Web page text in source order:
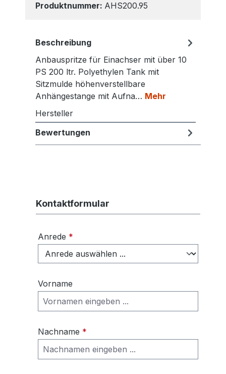
Produktnummer: AHS200.95
Beschreibung
Anbauspritze für Einachser mit über 10
PS 200 ltr. Polyethylen Tank mit
Sitzmulde höhenverstellbare
Anhängestange mit Aufna… Mehr
Hersteller
Bewertungen
Kontaktformular
Anrede *
Vorname
Nachname *